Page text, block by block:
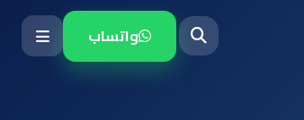
واتساب